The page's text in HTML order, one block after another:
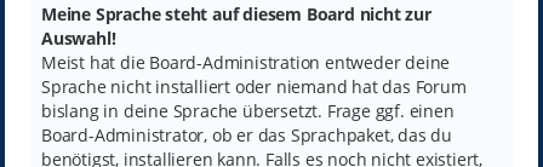
Meine Sprache steht auf diesem Board nicht zur
Auswahl!
Meist hat die Board-Administration entweder deine
Sprache nicht installiert oder niemand hat das Forum
bislang in deine Sprache übersetzt. Frage ggf. einen
Board-Administrator, ob er das Sprachpaket, das du
benötigst, installieren kann. Falls es noch nicht existiert,